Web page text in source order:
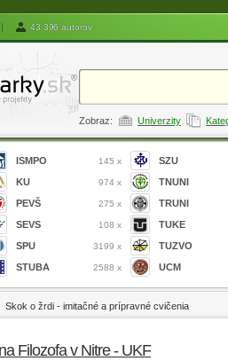
| 43 396 autorov
Zobraz: Univerzity
ISMPO 145 x
KU 974 x
PEVŠ 275 x
SEVS 108 x
SPU 3199 x
STUBA 2588 x
SZU
TNUNI
TRUNI
TUKE
TUZVO
UCM
Skok o žrdi - imitačné a prípravné cvičenia
Filozofa v Nitre - UKF